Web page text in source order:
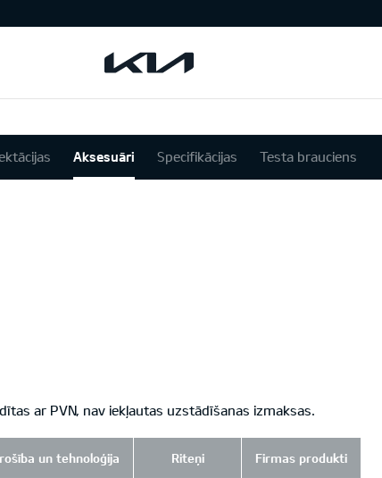
Aksesuāri Specifikācijas Testa brauciens
ar PVN, nav iekļautas uzstādīšanas izmaksas.
un tehnoloģija Riteņi Firmas produkti